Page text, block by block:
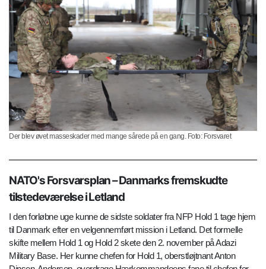
Der blev øvet masseskader med mange sårede på en gang. Foto: Forsvaret
NATO's Forsvarsplan – Danmarks fremskudte
tilstedeværelse i Letland
I den forløbne uge kunne de sidste soldater fra NFP Hold 1 tage hjem
til Danmark efter en velgennemført mission i Letland. Det formelle
skifte mellem Hold 1 og Hold 2 skete den 2. november på Adazi
Military Base. Her kunne chefen for Hold 1, oberstløjtnant Anton